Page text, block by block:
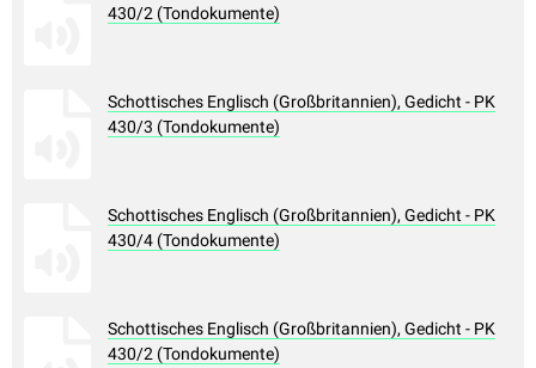
430/2 (Tondokumente)
Schottisches Englisch (Großbritannien), Gedicht - PK
430/3 (Tondokumente)
Schottisches Englisch (Großbritannien), Gedicht - PK
430/4 (Tondokumente)
Schottisches Englisch (Großbritannien), Gedicht - PK
430/2 (Tondokumente)